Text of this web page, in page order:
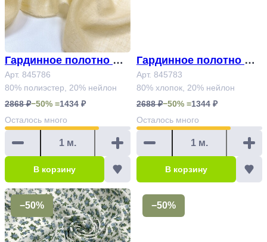
Гардинное полотно Ар
т.845786
Арт. 845786
80% полиэстер, 20% нейлон
2868 ₽−50% =1434 ₽
Осталось много
В корзину
Гардинное полотно Ар
т.845783
Арт. 845783
80% хлопок, 20% нейлон
2688 ₽−50% =1344 ₽
Осталось много
В корзину
−50% −50%